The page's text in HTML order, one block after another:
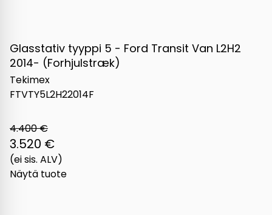
Glasstativ tyyppi 5 - Ford Transit Van L2H2
2014- (Forhjulstræk)
Tekimex
FTVTY5L2H22014F
4.400 €
3.520 €
(ei sis. ALV)
Näytä tuote